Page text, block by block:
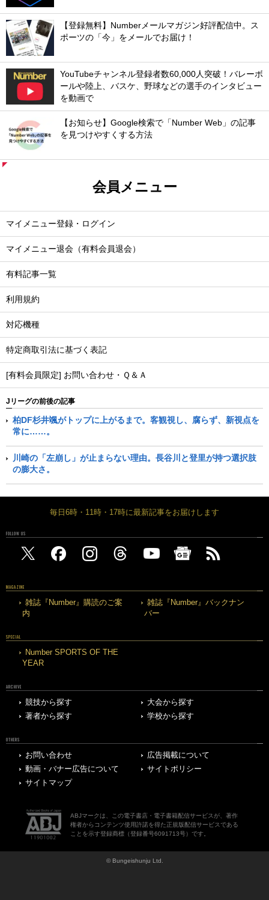
【登録無料】Numberメールマガジン好評配信中。ス
ポーツの「今」をメールでお届け！
YouTubeチャンネル登録者数60,000人突破！バレーボ
ールや陸上、バスケ、野球などの選手のインタビュー
を動画で
【お知らせ】Google検索で「Number Web」の記事
を見つけやすくする方法
会員メニュー
マイメニュー登録・ログイン
マイメニュー退会（有料会員退会）
有料記事一覧
利用規約
対応機種
特定商取引法に基づく表記
[有料会員限定] お問い合わせ・Ｑ＆Ａ
Jリーグの前後の記事
柏DF杉井颯がトップに上がるまで。客観視し、腐らず、新視点を
常に……。
川崎の「左崩し」が止まらない理由。長谷川と登里が持つ選択肢
の膨大さ。
毎日6時・11時・17時に最新記事をお届けします
FOLLOW US
MAGAZINE
雑誌『Number』購読のご案
内
雑誌『Number』バックナン
バー
SPECIAL
Number SPORTS OF THE
YEAR
ARCHIVE
競技から探す
大会から探す
著者から探す
学校から探す
OTHERS
お問い合わせ
広告掲載について
動画・バナー広告について
サイトポリシー
サイトマップ
ABJマークは、この電子書店・電子書籍配信サービスが、著作
権者からコンテンツ使用許諾を得た正規版配信サービスである
ことを示す登録商標（登録番号6091713号）です。
© Bungeishunju Ltd.